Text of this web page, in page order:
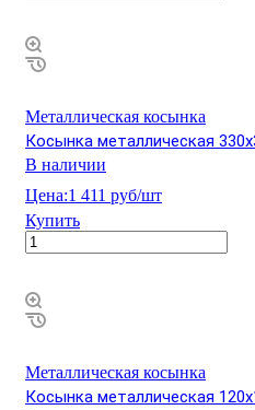
Металлическая косынка
Косынка металлическая
В наличии
Цена:1 411 руб/шт
Купить
Металлическая косынка
Косынка металлическая